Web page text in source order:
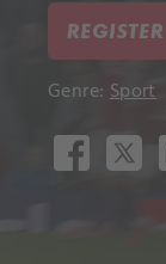
Genre: Sport